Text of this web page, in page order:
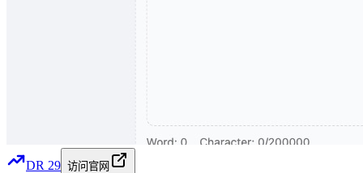
DR 29 访问官网